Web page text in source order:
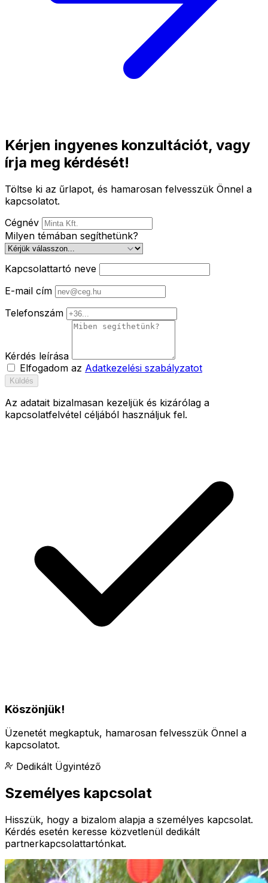
Kérjen ingyenes konzultációt, vagy
írja meg kérdését!
Töltse ki az űrlapot, és hamarosan felvesszük Önnel a
kapcsolatot.
Cégnév
Milyen témában segíthetünk?
Kapcsolattartó neve
E-mail cím
Telefonszám
Kérdés leírása
Elfogadom az Adatkezelési szabályzatot
Küldés
Az adatait bizalmasan kezeljük és kizárólag a
kapcsolatfelvétel céljából használjuk fel.
Köszönjük!
Üzenetét megkaptuk, hamarosan felvesszük Önnel a
kapcsolatot.
Dedikált Ügyintéző
Személyes kapcsolat
Hisszük, hogy a bizalom alapja a személyes kapcsolat.
Kérdés esetén keresse közvetlenül dedikált
partnerkapcsolattartónkat.